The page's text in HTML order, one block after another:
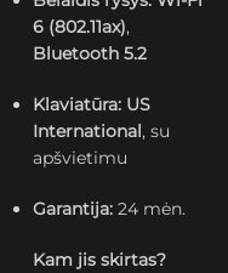
6 (802.11ax),
Bluetooth 5.2
Klaviatūra: US
International, su
apšvietimu
Garantija: 24 mėn.
Kam jis skirtas?